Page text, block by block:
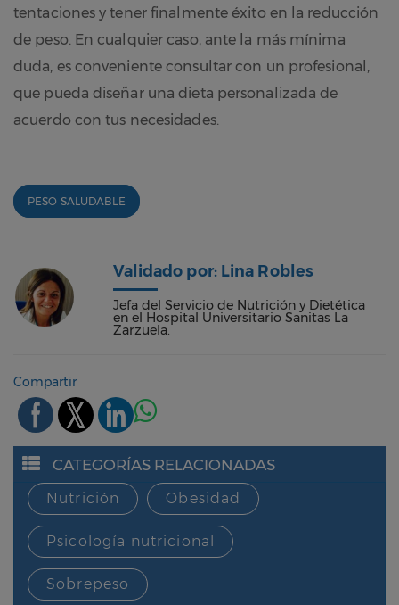
tentaciones y tener finalmente éxito en la reducción
de peso. En cualquier caso, ante la más mínima
duda, es conveniente consultar con un profesional,
que pueda diseñar una dieta personalizada de
acuerdo con tus necesidades.
PESO SALUDABLE
Validado por: Lina Robles
Jefa del Servicio de Nutrición y Dietética
en el Hospital Universitario Sanitas La
Zarzuela.
Compartir
CATEGORÍAS RELACIONADAS
Nutrición Obesidad
Psicología nutricional
Sobrepeso